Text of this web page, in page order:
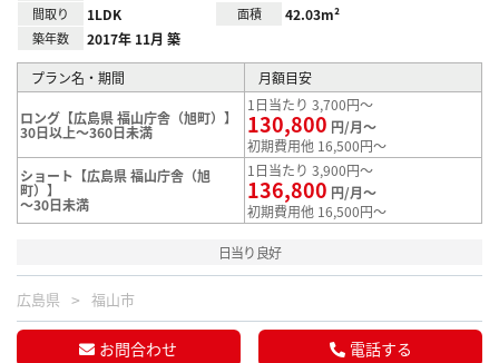
間取り 1LDK 面積 42.03m²
築年数 2017年 11月 築
プラン名・期間 月額目安
ロング【広島県 福山庁舎（旭町）】
30日以上～360日未満
1日当たり 3,700円～
130,800 円/月～
初期費用他 16,500円～
ショート【広島県 福山庁舎（旭
町）】
～30日未満
1日当たり 3,900円～
136,800 円/月～
初期費用他 16,500円～
日当り良好
広島県 福山市
お問合わせ 電話する